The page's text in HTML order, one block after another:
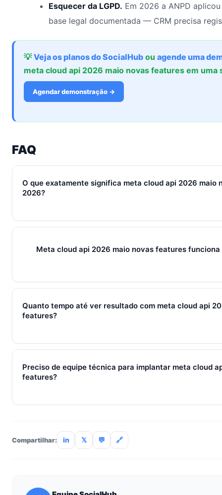
Esquecer da LGPD. Em 2026 a ANPD
base legal documentada — CRM precisa
💡Veja os planos do SocialHub ou agende uma
meta cloud api 2026 maio novas features em uma
Agendar demonstração →
FAQ
O que exatamente significa meta cloud api 2026 maio
2026?
Em 2026, meta cloud api 2026 maio novas features
venda em um fluxo único. Em PMEs brasileiras, gira sempre
Meta cloud api 2026 maio novas features
Sim — e quanto antes melhor. Implantar meta cloud api
com 7 dias grátis sem cartão.
Quanto tempo até ver resultado com meta cloud api
features?
Métricas de processo (tempo de resposta, follow-up)
Preciso de equipe técnica para implantar meta cloud
features?
Compartilhar: in 𝕏 💬 🔗